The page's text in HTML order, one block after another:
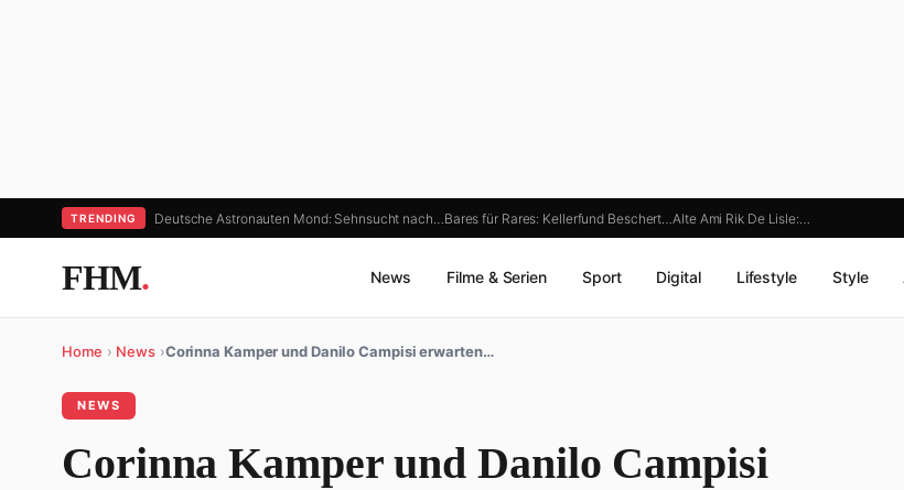
TRENDING Deutsche Astronauten Mond: Sehnsucht nach… Bares für Rares: Kellerfund Beschert… Alte Ami Rik De Lisle:…
FHM. News Filme & Serien Sport Digital Lifestyle Style
Home › News ›Corinna Kamper und Danilo Campisi erwarten…
NEWS
Corinna Kamper und Danilo Campisi